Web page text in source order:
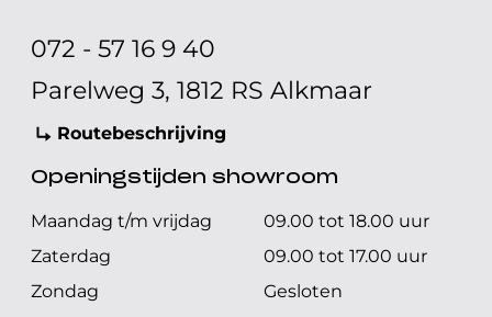
072 - 57 16 9 40
Parelweg 3, 1812 RS Alkmaar
Routebeschrijving
Openingstijden showroom
Maandag t/m vrijdag
09.00 tot 18.00 uur
Zaterdag
09.00 tot 17.00 uur
Zondag
Gesloten